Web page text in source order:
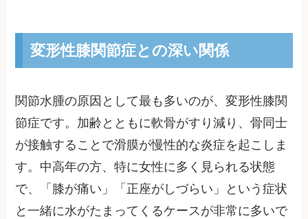
変形性膝関節症との深い関係
関節水腫の原因として最も多いのが、変形性膝関
節症です。加齢とともに軟骨がすり減り、骨同士
が接触することで滑膜が慢性的な炎症を起こしま
す。中高年の方、特に女性に多く見られる状態
で、「膝が痛い」「正座がしづらい」という症状
と一緒に水がたまってくるケースが非常に多いで